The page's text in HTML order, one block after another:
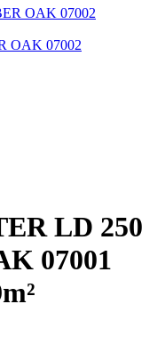
OAK 07002
LD 250
07001